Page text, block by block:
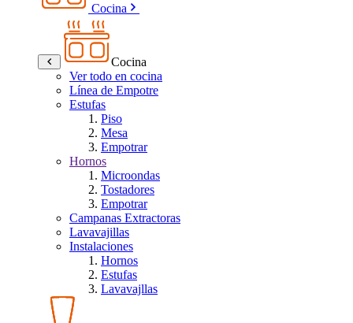
Cocina
Cocina
Ver todo en cocina
Línea de Empotre
Estufas
Piso
Mesa
Empotrar
Hornos
Microondas
Tostadores
Empotrar
Campanas Extractoras
Lavavajillas
Instalaciones
Hornos
Estufas
Lavavajllas